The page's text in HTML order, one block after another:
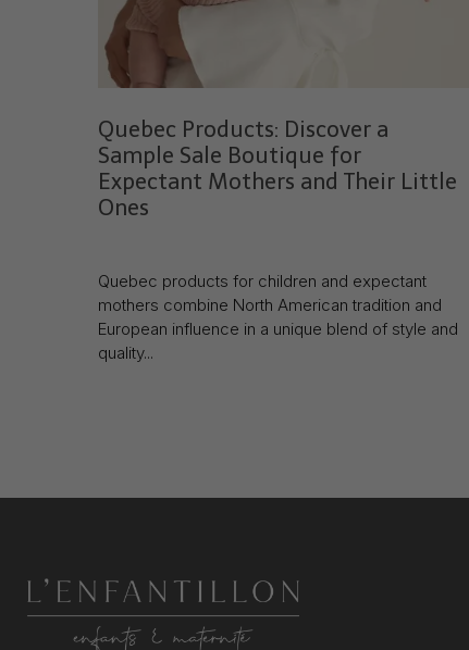
Quebec Products: Discover a
Sample Sale Boutique for
Expectant Mothers and Their Little
Ones
Quebec products for children and expectant
mothers combine North American tradition and
European influence in a unique blend of style and
quality...